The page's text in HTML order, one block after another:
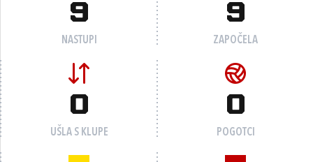
9
NASTUPI
9
ZAPOČELA
0
UŠLA S KLUPE
0
POGOTCI